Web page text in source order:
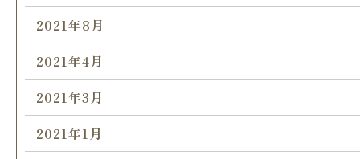
2021年8月
2021年4月
2021年3月
2021年1月